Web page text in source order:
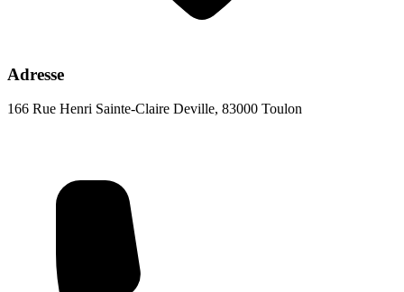
Adresse
166 Rue Henri Sainte-Claire Deville, 83000 Toulon